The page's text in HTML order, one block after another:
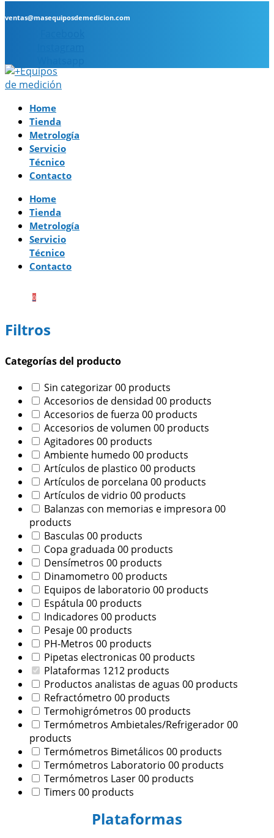
ventas@masequiposdemedicion.com
Home
Tienda
Metrología
Servicio
Técnico
Contacto
Home
Tienda
Metrología
Servicio
Técnico
Contacto
0
Filtros
Categorías del producto
Sin categorizar00 products
Accesorios de densidad 00 products
Accesorios de fuerza 00 products
Accesorios de volumen 00 products
Agitadores 00 products
Ambiente humedo 00 products
Artículos de plastico 00 products
Artículos de porcelana 00 products
Artículos de vidrio 00 products
Balanzas con memorias e impresora 00
products
Basculas 00 products
Copa graduada 00 products
Densímetros 00 products
Dinamometro 00 products
Equipos de laboratorio 00 products
Espátula 00 products
Indicadores 00 products
Pesaje00 products
PH-Metros 00 products
Pipetas electronicas 00 products
Plataformas 1212 products
Productos analistas de aguas 00 products
Refractómetro 00 products
Termohigrómetros 00 products
Termómetros Ambietales/Refrigerador00
products
Termómetros Bimetálicos 00 products
Termómetros Laboratorio 00 products
Termómetros Laser00 products
Timers 00 products
Plataformas